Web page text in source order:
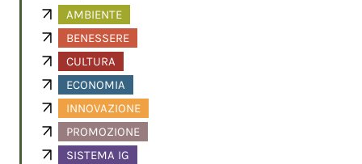
AMBIENTE
BENESSERE
CULTURA
ECONOMIA
INNOVAZIONE
PROMOZIONE
SISTEMA IG